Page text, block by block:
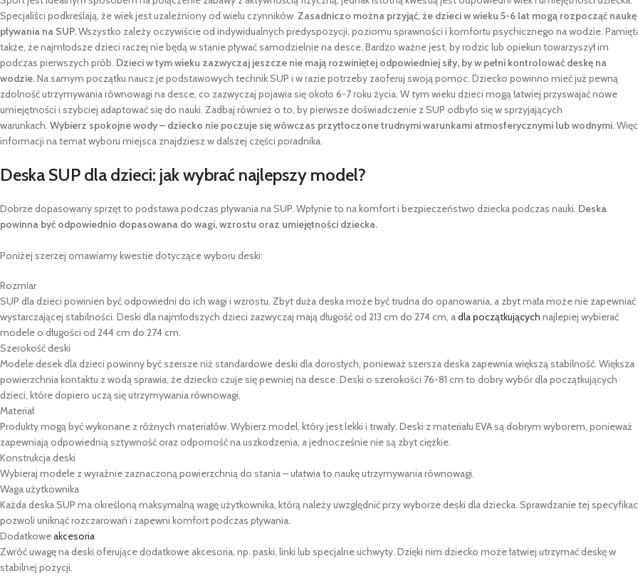
Specjaliści podkreślają, że wiek jest uzależniony od wielu czynników. Zasadniczo można przyjąć, że dzieci w wieku 5-6 lat mogą rozpocząć naukę
pływania na SUP.Wszystko zależy oczywiście od indywidualnych predyspozycji, poziomu sprawności i komfortu psychicznego na wodzie.
także, że najmłodsze dzieci raczej nie będą w stanie pływać samodzielnie na desce. Bardzo ważne jest, by rodzic lub opiekun towarzyszył im
podczas pierwszych prób. Dzieci w tym wieku zazwyczaj jeszcze nie mają rozwiniętej odpowiedniej siły, by w pełni kontrolować deskę na
wodzie.Na samym początku naucz je podstawowych technik SUP i w razie potrzeby zaoferuj swoją pomoc. Dziecko powinno mieć już pewną
zdolność utrzymywania równowagi na desce, co zazwyczaj pojawia się około 6-7 roku życia. W tym wieku dzieci mogą łatwiej przyswajać nowe
umiejętności i szybciej adaptować się do nauki. Zadbaj również o to, by pierwsze doświadczenie z SUP odbyło się w sprzyjających
warunkach. Wybierz spokojne wody – dziecko nie poczuje się wówczas przytłoczone trudnymi warunkami atmosferycznymi lub wodnymi.
informacji na temat wyboru miejsca znajdziesz w dalszej części poradnika.
Deska SUP dla dzieci: jak wybrać najlepszy model?
Dobrze dopasowany sprzęt to podstawa podczas pływania na SUP. Wpłynie to na komfort i bezpieczeństwo dziecka podczas nauki. Deska
powinna być odpowiednio dopasowana do wagi, wzrostu oraz umiejętności dziecka.
Poniżej szerzej omawiamy kwestie dotyczące wyboru deski:
Rozmiar
SUP dla dzieci powinien być odpowiedni do ich wagi i wzrostu. Zbyt duża deska może być trudna do opanowania, a zbyt mała może nie zapewniać
wystarczającej stabilności. Deski dla najmłodszych dzieci zazwyczaj mają długość od 213 cm do 274 cm, adla początkujących najlepiej wybierać
modele o długości od 244 cm do 274 cm.
Szerokość deski
Modele desek dla dzieci powinny być szersze niż standardowe deski dla dorosłych, ponieważ szersza deska zapewnia większą stabilność. Większa
powierzchnia kontaktu z wodą sprawia, że dziecko czuje się pewniej na desce. Deski o szerokości 76-81 cm to dobry wybór dla początkujących
dzieci, które dopiero uczą się utrzymywania równowagi.
Materiał
Produkty mogą być wykonane z różnych materiałów. Wybierz model, który jest lekki i trwały. Deski z materiału EVA są dobrym wyborem, ponieważ
zapewniają odpowiednią sztywność oraz odporność na uszkodzenia, a jednocześnie nie są zbyt ciężkie.
Konstrukcja deski
Wybieraj modele z wyraźnie zaznaczoną powierzchnią do stania – ułatwia to naukę utrzymywania równowagi.
Waga użytkownika
Każda deska SUP ma określoną maksymalną wagę użytkownika, którą należy uwzględnić przy wyborze deski dla dziecka. Sprawdzanie tej
pozwoli uniknąć rozczarowań i zapewni komfort podczas pływania.
Dodatkoweakcesoria
Zwróć uwagę na deski oferujące dodatkowe akcesoria, np. paski, linki lub specjalne uchwyty. Dzięki nim dziecko może łatwiej utrzymać deskę w
stabilnej pozycji.